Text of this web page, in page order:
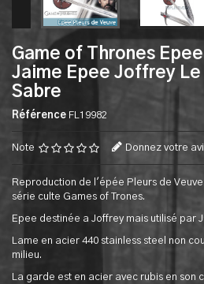
Game of Thrones
Jaime Epee Joffrey Le
Sabre
Référence FL19982
Note Donnez votre
Reproduction de l'épée Pleurs de
série culte Games of Trones.
Epee destinée a Joffrey mais utilisé par
Lame en acier 440 stainless steel non
milieu.
La garde est en acier avec rubis en son